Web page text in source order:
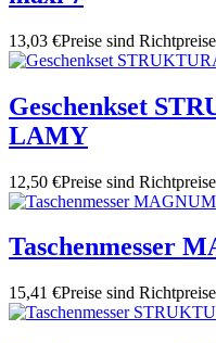
13,03 €Preise sind
Geschenkset
LAMY
12,50 €Preise sind
Taschenmesser
15,41 €Preise sind